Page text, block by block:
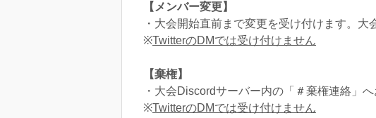
【メンバー変更】
・大会開始直前まで変更を受け付けます。
※TwitterのDMでは受け付けません
【棄権】
・大会Discordサーバー内の「＃棄権連絡」へ
※TwitterのDMでは受け付けません